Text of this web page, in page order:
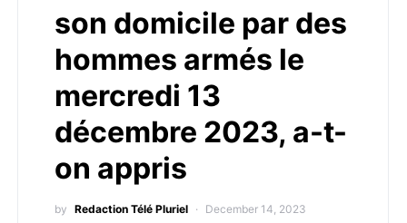
son domicile par des
hommes armés le
mercredi 13
décembre 2023, a-t-
on appris
by Redaction Télé Pluriel December 14, 2023